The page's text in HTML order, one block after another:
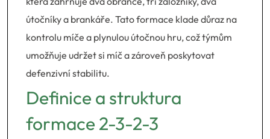
útočníky a brankáře. Tato formace klade důraz na
kontrolu míče a plynulou útočnou hru, což týmům
umožňuje udržet si míč a zároveň poskytovat
defenzivní stabilitu.
Definice a struktura
formace 2-3-2-3